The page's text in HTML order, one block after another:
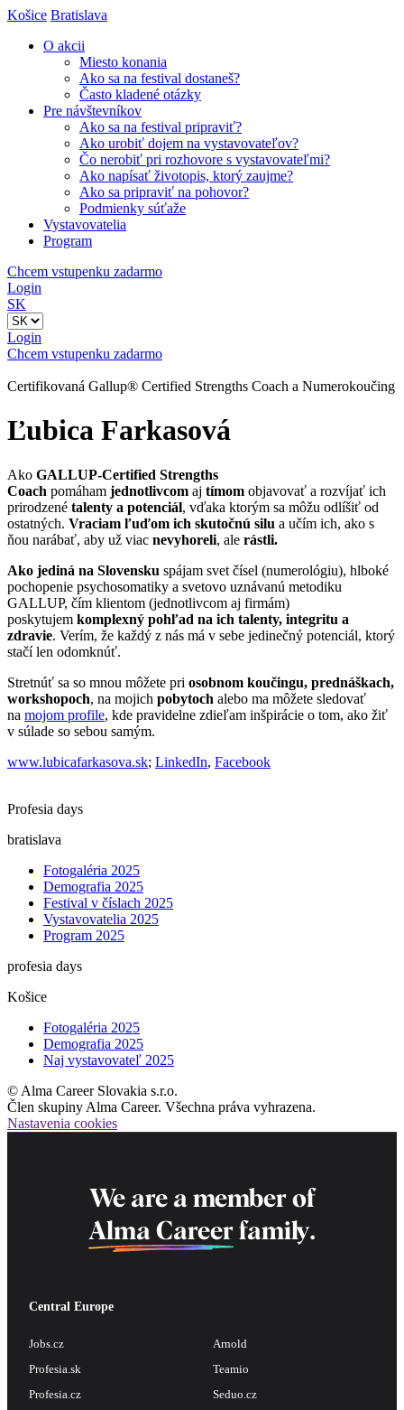
Košice Bratislava
O akcii
Miesto konania
Ako sa na festival dostaneš?
Často kladené otázky
Pre návštevníkov
Ako sa na festival pripraviť?
Ako urobiť dojem na vystavovateľov?
Čo nerobiť pri rozhovore s vystavovateľmi?
Ako napísať životopis, ktorý zaujme?
Ako sa pripraviť na pohovor?
Podmienky súťaže
Vystavovatelia
Program
Chcem vstupenku zadarmo
Login
SK
Login
Chcem vstupenku zadarmo
Certifikovaná Gallup® Certified Strengths Coach a Numerokoučing
Ľubica Farkasová
Ako GALLUP-Certified Strengths
Coach pomáham jednotlivcom aj tímom objavovať a rozvíjať ich
prirodzené talenty a potenciál, vďaka ktorým sa môžu odlíšiť od
ostatných. Vraciam ľuďom ich skutočnú silu a učím ich, ako s
ňou narábať, aby už viac nevyhoreli, ale rástli.
Ako jediná na Slovensku spájam svet čísel (numerológiu), hlboké
pochopenie psychosomatiky a svetovo uznávanú metodiku
GALLUP, čím klientom (jednotlivcom aj firmám)
poskytujem komplexný pohľad na ich talenty, integritu a
zdravie. Verím, že každý z nás má v sebe jedinečný potenciál, ktorý
stačí len odomknúť.
Stretnúť sa so mnou môžete pri osobnom koučingu, prednáškach,
workshopoch, na mojich pobytoch alebo ma môžete sledovať
na mojom profile, kde pravidelne zdieľam inšpirácie o tom, ako žiť
v súlade so sebou samým.
www.lubicafarkasova.sk; LinkedIn, Facebook
Profesia days
bratislava
Fotogaléria 2025
Demografia 2025
Festival v číslach 2025
Vystavovatelia 2025
Program 2025
profesia days
Košice
Fotogaléria 2025
Demografia 2025
Naj vystavovateľ 2025
© Alma Career Slovakia s.r.o.
Člen skupiny Alma Career. Všechna práva vyhrazena.
Nastavenia cookies
We are a member of
Alma Career family.
Central Europe
Jobs.cz
Profesia.sk
Profesia.cz
Arnold
Teamio
Seduo.cz